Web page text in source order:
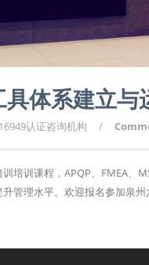
体系建立与
认证咨询机构 /
培训课程，APQP、FMEA、
管理水平。欢迎报名参加泉